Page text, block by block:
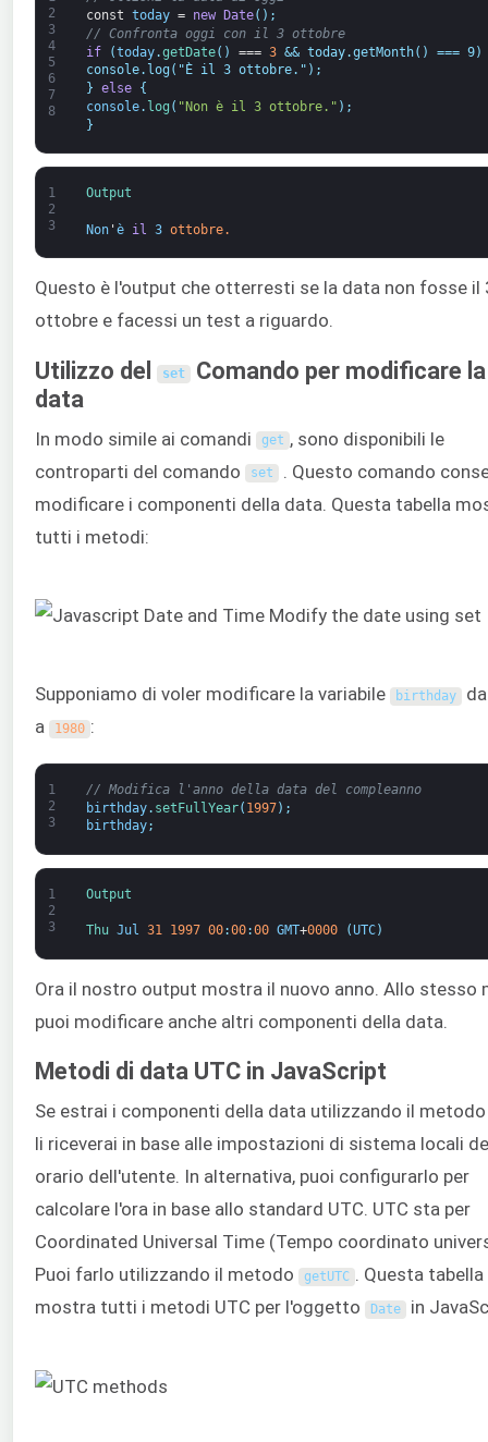
2
3
4
5
6
7
8
const today = new Date( ) ;
// Confronta oggi con il 3 ottobre
if
(today.getDate( ) === 3 && today.getMonth() ===
console.log("È il 3 ottobre.");
} else
{
console. log ( "Non è il 3 ottobre." ) ;
}
1
2
3
Output
Non' è il 3 ottobre.
Questo è l'output che otterresti se la data non fosse il
ottobre e facessi un test a riguardo.
Utilizzo del set Comando per modificare la
data
In modo simile ai comandi get , sono disponibili le
controparti del comando
set . Questo comando
modificare i componenti della data. Questa tabella
tutti i metodi:
Supponiamo di voler modificare la variabile birthday
a
1980 :
1
2
3
// Modifica l'anno della data del compleanno
birthday. setFullYear( 1997) ;
birthday;
1
2
3
Output
Thu Jul 31 1997 00:00:00 GMT+0000 (UTC)
Ora il nostro output mostra il nuovo anno. Allo stesso
puoi modificare anche altri componenti della data.
Metodi di data UTC in JavaScript
Se estrai i componenti della data utilizzando il
li riceverai in base alle impostazioni di sistema locali
orario dell'utente. In alternativa, puoi configurarlo per
calcolare l'ora in base allo standard UTC. UTC sta per
Coordinated Universal Time (Tempo coordinato
Puoi farlo utilizzando il metodo
getUTC . Questa tabella
mostra tutti i metodi UTC per l'oggetto
Date in